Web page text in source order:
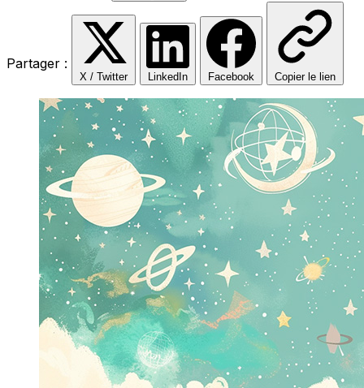
Partager :
X / Twitter LinkedIn Facebook Copier le lien